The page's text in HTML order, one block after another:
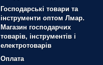
Господарські товари та
інструменти оптом Лмар.
Магазин господарчих
товарів, інструментів і
електротоварів
Оплата